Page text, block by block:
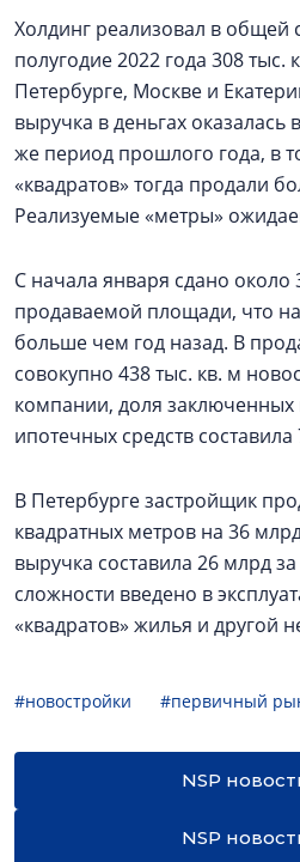
Холдинг реализовал в общей
полугодие 2022 года 308
Петербурге, Москве и
выручка в деньгах оказалась
же период прошлого года, в
«квадратов» тогда продали
Реализуемые «метры»
С начала января сдано около
продаваемой площади, что
больше чем год назад. В
совокупно 438 тыс. кв. м
компании, доля заключенных
ипотечных средств составила
В Петербурге застройщик
квадратных метров на 36
выручка составила 26 млрд
сложности введено в
«квадратов» жилья и другой
#новостройки #первичный
NSP
NSP